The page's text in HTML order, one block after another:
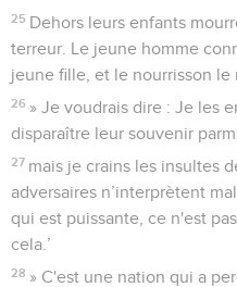
25 Dehors leurs enfants
terreur. Le jeune homme
jeune fille, et le nourrisson le
26 » Je voudrais dire : Je les
disparaître leur souvenir
27 mais je crains les insultes
adversaires n’interprètent
qui est puissante, ce n'est
cela.’
28 » C'est une nation qui a